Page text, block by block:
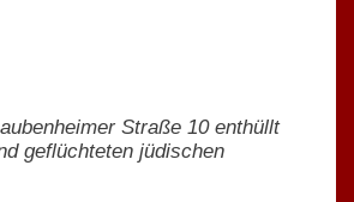
Straße 10 enthüllt
geflüchteten jüdischen